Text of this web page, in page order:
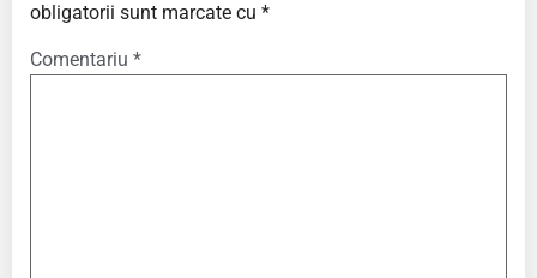
obligatorii sunt marcate cu *
Comentariu *